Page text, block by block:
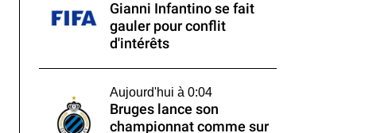
Gianni Infantino se fait
gauler pour conflit
d'intérêts
Aujourd'hui à 0:04
Bruges lance son
championnat comme sur